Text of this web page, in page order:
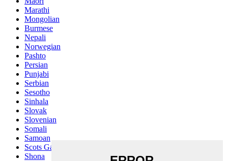
Marathi
Mongolian
Burmese
Nepali
Norwegian
Pashto
Persian
Punjabi
Serbian
Sesotho
Sinhala
Slovak
Slovenian
Somali
Samoan
Scots Gaelic
Shona